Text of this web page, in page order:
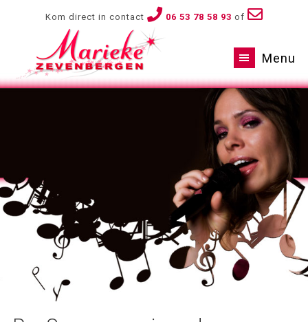
Kom direct in contact 06 53 78 58 93 of
Menu